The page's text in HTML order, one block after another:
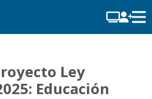
Ley
Educación